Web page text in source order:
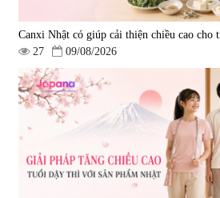
Canxi Nhật có giúp cải thiện chiều cao cho
27
09/08/2026